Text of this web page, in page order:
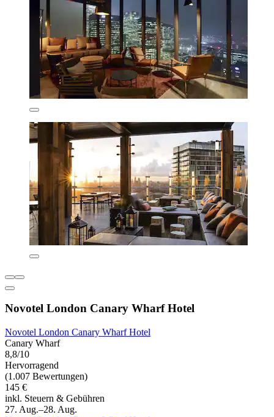
Novotel London Canary Wharf Hotel
Novotel London Canary Wharf Hotel
Canary Wharf
8,8/10
Hervorragend
(1.007 Bewertungen)
145 €
inkl. Steuern & Gebühren
27. Aug.–28. Aug.